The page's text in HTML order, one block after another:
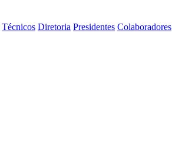
Técnicos Diretoria Presidentes Colaboradores